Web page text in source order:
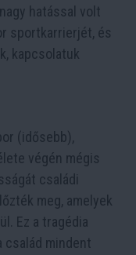
hatással volt
sportkarrierjét, és
kapcsolatuk
(idősebb),
végén mégis
családi
meg, amelyek
Ez a tragédia
család mindent